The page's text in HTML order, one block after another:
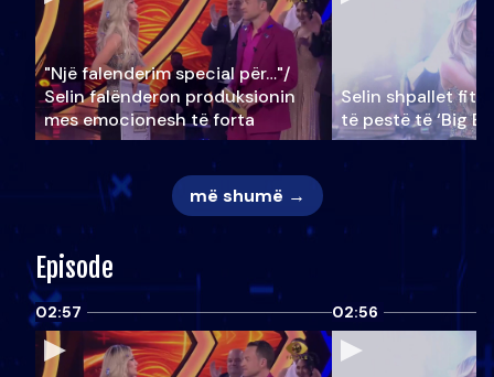
"Një falenderim special për…"/
Selin falënderon produksionin
mes emocionesh të forta
Selin shpallet
të pestë të ‘Big
më shumë →
Episode
02:57 02:56